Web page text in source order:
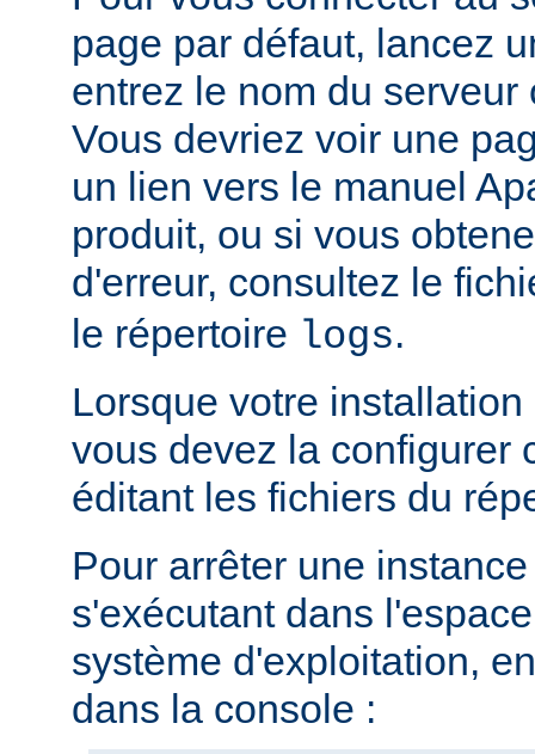
page par défaut, lancez
entrez le nom du serveur
Vous devriez voir une
un lien vers le manuel
produit, ou si vous
d'erreur, consultez le
le répertoire logs.
Lorsque votre
vous devez la configurer
éditant les fichiers du
Pour arrêter une
s'exécutant dans
système d'exploitation,
dans la console :